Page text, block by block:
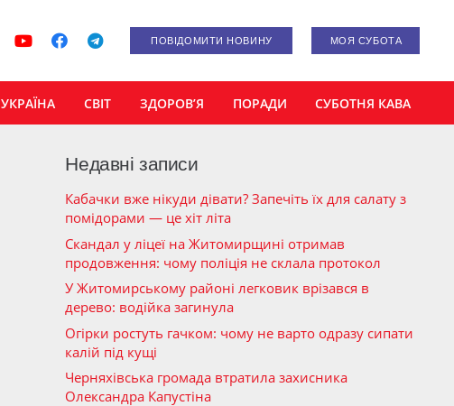
ПОВІДОМИТИ НОВИНУ МОЯ СУБОТА
УКРАЇНА СВІТ ЗДОРОВ’Я ПОРАДИ СУБОТНЯ КАВА
Недавні записи
Кабачки вже нікуди дівати? Запечіть їх для салату з
помідорами — це хіт літа
Скандал у ліцеї на Житомирщині отримав
продовження: чому поліція не склала протокол
У Житомирському районі легковик врізався в
дерево: водійка загинула
Огірки ростуть гачком: чому не варто одразу сипати
калій під кущі
Черняхівська громада втратила захисника
Олександра Капустіна